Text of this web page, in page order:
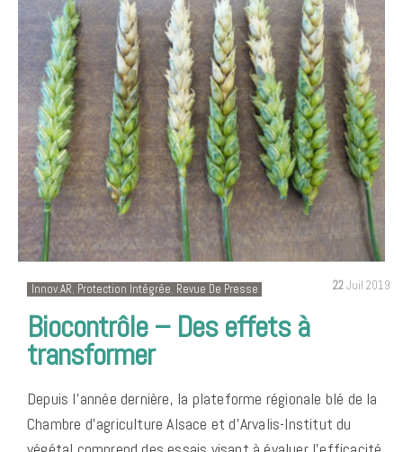
22Juil 2019
Innov.AR, Protection Intégrée, Revue De Presse
Biocontrôle – Des effets à
transformer
Depuis l’année dernière, la plateforme régionale blé de la
Chambre d’agriculture Alsace et d’Arvalis-Institut du